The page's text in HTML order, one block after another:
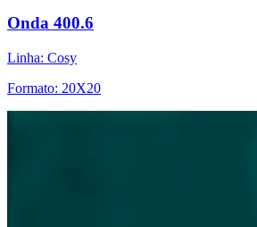
Onda 400.6
Linha: Cosy
Formato: 20X20